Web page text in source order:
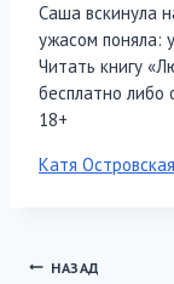
Саша вскинула
ужасом поняла:
Читать книгу
бесплатно либо
18+
Метки
Катя Островская
Навигация
НАЗАД